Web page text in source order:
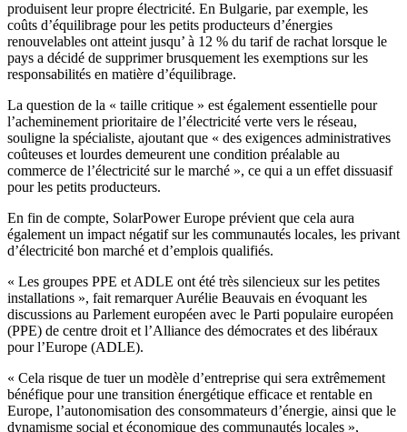
produisent leur propre électricité. En Bulgarie, par exemple, les
coûts d’équilibrage pour les petits producteurs d’énergies
renouvelables ont atteint jusqu’ à 12 % du tarif de rachat lorsque le
pays a décidé de supprimer brusquement les exemptions sur les
responsabilités en matière d’équilibrage.
La question de la « taille critique » est également essentielle pour
l’acheminement prioritaire de l’électricité verte vers le réseau,
souligne la spécialiste, ajoutant que « des exigences administratives
coûteuses et lourdes demeurent une condition préalable au
commerce de l’électricité sur le marché », ce qui a un effet dissuasif
pour les petits producteurs.
En fin de compte, SolarPower Europe prévient que cela aura
également un impact négatif sur les communautés locales, les privant
d’électricité bon marché et d’emplois qualifiés.
« Les groupes PPE et ADLE ont été très silencieux sur les petites
installations », fait remarquer Aurélie Beauvais en évoquant les
discussions au Parlement européen avec le Parti populaire européen
(PPE) de centre droit et l’Alliance des démocrates et des libéraux
pour l’Europe (ADLE).
« Cela risque de tuer un modèle d’entreprise qui sera extrêmement
bénéfique pour une transition énergétique efficace et rentable en
Europe, l’autonomisation des consommateurs d’énergie, ainsi que le
dynamisme social et économique des communautés locales »,